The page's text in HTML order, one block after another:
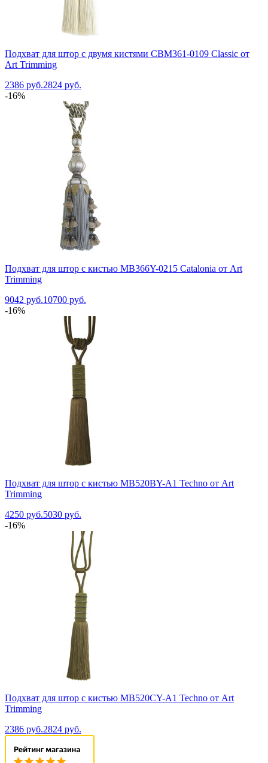
Подхват для штор с двумя кистями CBM361-0109 Classic от
Art Trimming
2386 руб.2824 руб.
-16%
Подхват для штор с кистью MB366Y-0215 Catalonia от Art
Trimming
9042 руб.10700 руб.
-16%
Подхват для штор с кистью MB520BY-A1 Techno от Art
Trimming
4250 руб.5030 руб.
-16%
Подхват для штор с кистью MB520CY-A1 Techno от Art
Trimming
2386 руб.2824 руб.